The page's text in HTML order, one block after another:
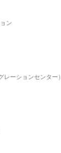
ン
ーションセンター）